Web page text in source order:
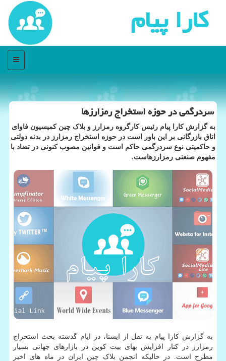
كارا پیام
منو
سردرگمی در حوزه استخراج رمزارزها
به گزارش کارا پیام رئیس کارگروه رمزارز و بلاک چین کمیسیون فاوای
اتاق بازرگانی بر این باور است در حوزه استخراج رمزارز در بدنه دولتی
و حاکمیتی نوع سردرگمی حاکم است و قوانین مصوب کنونی در تضاد با
مفهوم صنعتی رمزارزهاست.
به گزارش کارا پیام به نقل از ایسنا، در ایام گذشته بحث استخراج
رمزارز در کنار افزایش بهای بیت کوین در بازارهای جهانی بسیار
مطرح است. در حالیکه انجمن بلاک چین ایران در ماه های اخیر